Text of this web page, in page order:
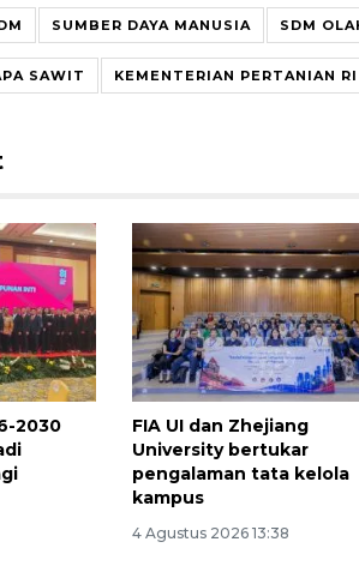
SUMBER DAYA MANUSIA SDM
SAWIT KEMENTERIAN PERTANIAN RI
2030
FIA UI dan Zhejiang
University bertukar
pengalaman tata kelola
kampus
4 Agustus 2026 13:38